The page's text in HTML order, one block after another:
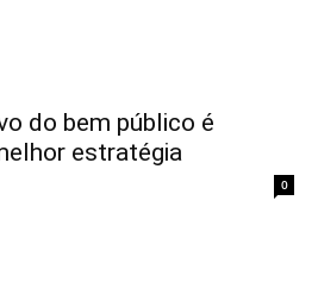
do bem público é
estratégia
0